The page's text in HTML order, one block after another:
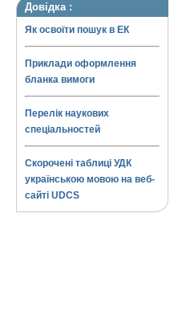
Довідка :
Як освоїти пошук в ЕК
Приклади оформлення
бланка вимоги
Перелік наукових
спеціальностей
Скорочені таблиці УДК
українською мовою на веб-
сайті UDCS